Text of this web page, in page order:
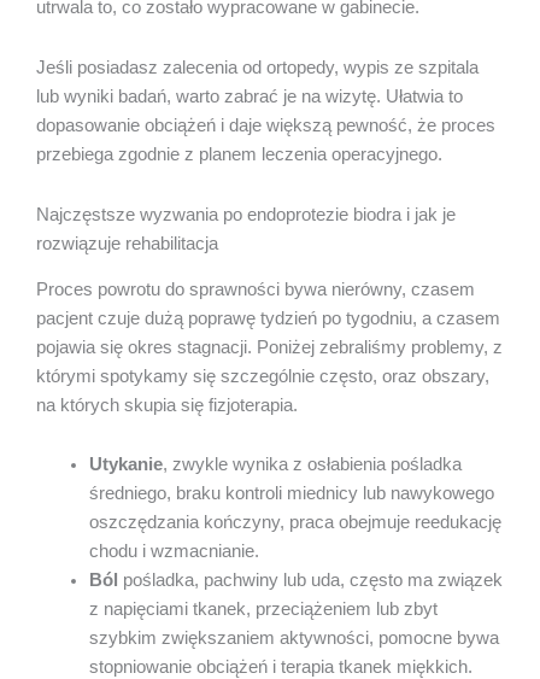
utrwala to, co zostało wypracowane w gabinecie.
Jeśli posiadasz zalecenia od ortopedy, wypis ze szpitala
lub wyniki badań, warto zabrać je na wizytę. Ułatwia to
dopasowanie obciążeń i daje większą pewność, że proces
przebiega zgodnie z planem leczenia operacyjnego.
Najczęstsze wyzwania po endoprotezie biodra i jak je
rozwiązuje rehabilitacja
Proces powrotu do sprawności bywa nierówny, czasem
pacjent czuje dużą poprawę tydzień po tygodniu, a czasem
pojawia się okres stagnacji. Poniżej zebraliśmy problemy, z
którymi spotykamy się szczególnie często, oraz obszary,
na których skupia się fizjoterapia.
Utykanie, zwykle wynika z osłabienia pośladka
średniego, braku kontroli miednicy lub nawykowego
oszczędzania kończyny, praca obejmuje reedukację
chodu i wzmacnianie.
Ból pośladka, pachwiny lub uda, często ma związek
z napięciami tkanek, przeciążeniem lub zbyt
szybkim zwiększaniem aktywności, pomocne bywa
stopniowanie obciążeń i terapia tkanek miękkich.